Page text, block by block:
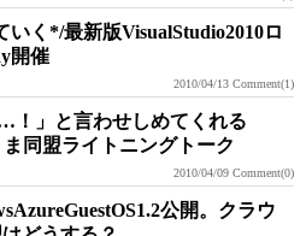
く*/最新版VisualStudio2010ロ
開催
2010/04/13 Comment(1)
！」と言わせしめてくれる
同盟ライトニングトーク
2010/04/09 Comment(0)
公開。クラウ